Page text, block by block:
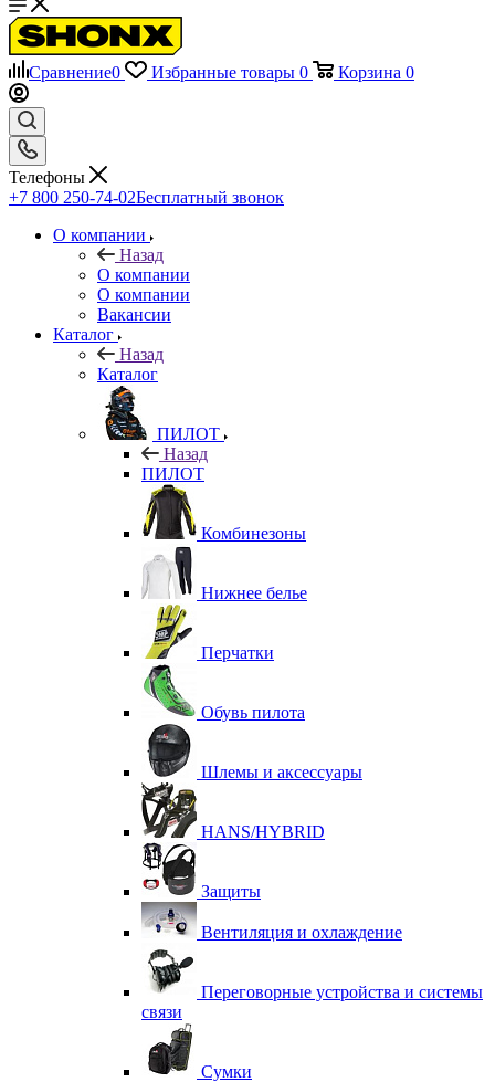
Сравнение0 Избранные товары 0 Корзина 0
Телефоны
+7 800 250-74-02Бесплатный звонок
О компании
Назад
О компании
О компании
Вакансии
Каталог
Назад
Каталог
ПИЛОТ
Назад
ПИЛОТ
Комбинезоны
Нижнее белье
Перчатки
Обувь пилота
Шлемы и аксессуары
HANS/HYBRID
Защиты
Вентиляция и охлаждение
Переговорные устройства и системы
связи
Сумки